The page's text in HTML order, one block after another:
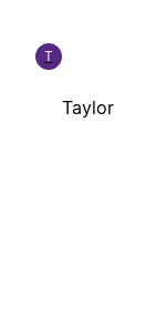
T
Taylor